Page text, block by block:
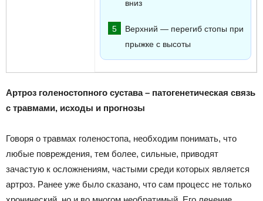
вниз
Верхний — перегиб стопы при
прыжке с высоты
Артроз голеностопного сустава – патогенетическая связь
с травмами, исходы и прогнозы
Говоря о травмах голеностопа, необходим понимать, что
любые повреждения, тем более, сильные, приводят
зачастую к осложнениям, частыми среди которых является
артроз. Ранее уже было сказано, что сам процесс не только